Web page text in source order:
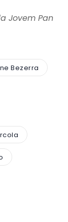
Jovem Pan
Bezerra